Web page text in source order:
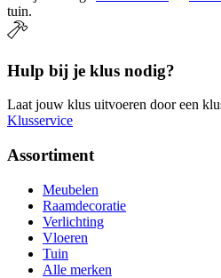
tuin.
Hulp bij je klus nodig?
Laat jouw klus uitvoeren door een
Klusservice
Assortiment
Meubelen
Raamdecoratie
Verlichting
Vloeren
Tuin
Alle merken